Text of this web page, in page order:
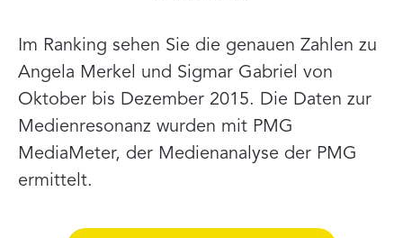
Im Ranking sehen Sie die genauen Zahlen zu
Angela Merkel und Sigmar Gabriel von
Oktober bis Dezember 2015. Die Daten zur
Medienresonanz wurden mit PMG
MediaMeter, der Medienanalyse der PMG
ermittelt.